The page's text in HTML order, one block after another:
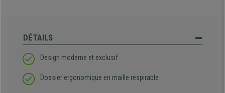
DÉTAILS
Design moderne et exclusif
Dossier ergonomique en maille respirable